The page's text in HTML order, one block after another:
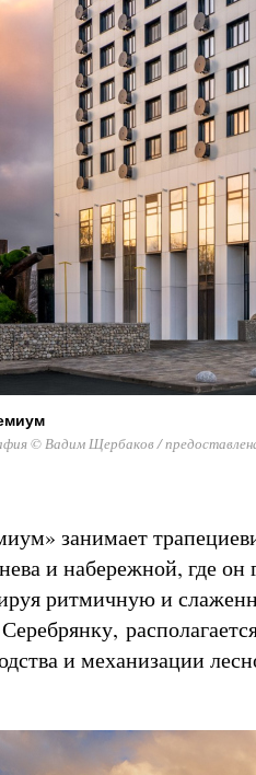
© Вадим Щербаков /
занимает
и набережной, где
ритмичную и
и механизации